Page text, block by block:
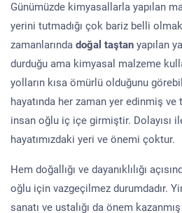
Günümüzde kimyasallarla yapılan
yerini tutmadığı çok bariz belli
zamanlarında doğal taştan yapılan
durduğu ama kimyasal malzeme
yolların kısa ömürlü olduğunu
hayatında her zaman yer edinmiş
insan oğlu iç içe girmiştir. Dolayısı
hayatımızdaki yeri ve önemi çoktur.
Hem doğallığı ve dayanıklılığı
oğlu için vazgeçilmez durumdadır.
sanatı ve ustalığı da önem